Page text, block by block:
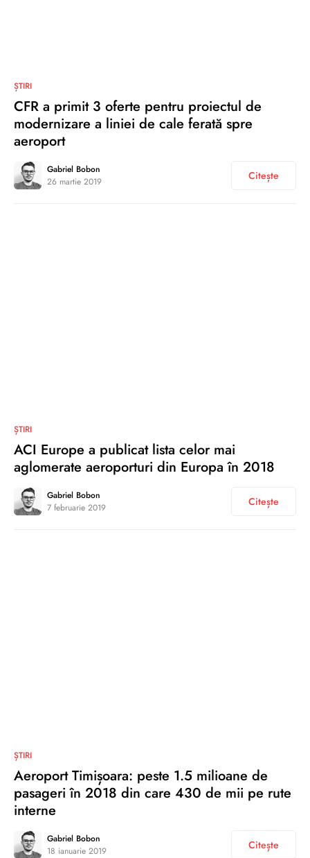
ȘTIRI
CFR a primit 3 oferte pentru proiectul de
modernizare a liniei de cale ferată spre
aeroport
Gabriel Bobon
26 martie 2019
Citește
ȘTIRI
ACI Europe a publicat lista celor mai
aglomerate aeroporturi din Europa în 2018
Gabriel Bobon
7 februarie 2019
Citește
ȘTIRI
Aeroport Timișoara: peste 1.5 milioane de
pasageri în 2018 din care 430 de mii pe rute
interne
Gabriel Bobon
18 ianuarie 2019
Citește